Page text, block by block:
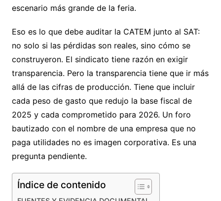
escenario más grande de la feria.
Eso es lo que debe auditar la CATEM junto al SAT:
no solo si las pérdidas son reales, sino cómo se
construyeron. El sindicato tiene razón en exigir
transparencia. Pero la transparencia tiene que ir más
allá de las cifras de producción. Tiene que incluir
cada peso de gasto que redujo la base fiscal de
2025 y cada comprometido para 2026. Un foro
bautizado con el nombre de una empresa que no
paga utilidades no es imagen corporativa. Es una
pregunta pendiente.
Índice de contenido